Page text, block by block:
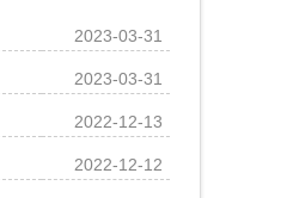
2023-03-31
2023-03-31
2022-12-13
2022-12-12